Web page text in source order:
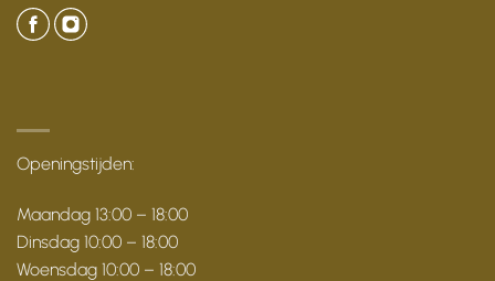
Openingstijden:
Maandag 13:00 – 18:00
Dinsdag 10:00 – 18:00
Woensdag 10:00 – 18:00